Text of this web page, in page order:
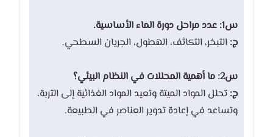
س1: عدد مراحل دورة الماء الأساسية.
ج: التبخر، التكاثف، الهطول، الجريان السطحي.
س2: ما أهمية المحللات في النظام البيئي؟
ج: تحلل المواد الميتة وتعيد المواد الغذائية إلى التربة،
وتساعد في إعادة تدوير العناصر في الطبيعة.